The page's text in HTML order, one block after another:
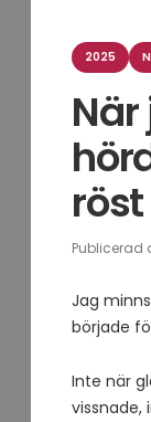
Kategorier
2025
röst
Publicerad
Jag
började
Inte när
vissnade,